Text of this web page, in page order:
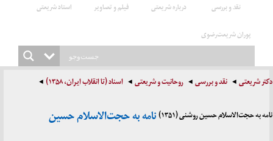
نقد و بررسی
درباره شریعتی فیلم و تصاویر
استاد شریعتی
پوران شریعت‌رضوی
دکتر شریعتی نقد و بررسی روحانیت و شریعتی اسناد (تا انقلاب ایران، ۱۳۵۸)
نامه به حجت‌الاسلام حسین روشنی (۱۳۵۱)
نامه به حجت‌الاسلام حسین